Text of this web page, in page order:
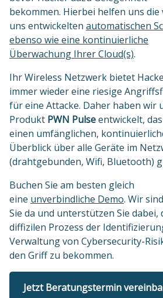
bekommen. Hierbei helfen uns die
uns entwickelten automatischen
ebenso wie eine kontinuierliche
Überwachung Ihrer Cloud(s).
Ihr Wireless Netzwerk bietet
immer wieder eine riesige
für eine Attacke. Daher haben wir
Produkt PWN Pulseentwickelt,
einen umfänglichen,
Überblick über alle Geräte im
(drahtgebunden, Wifi, Bluetooth)
Buchen Sie am besten gleich
eine unverbindliche Demo. Wir
Sie da und unterstützen Sie dabei,
diffizilen Prozess der
Verwaltung von Cybersecurity-
den Griff zu bekommen.
Jetzt Beratungstermin